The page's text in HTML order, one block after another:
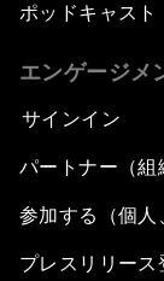
ポッドキャスト
エンゲージメ
サインイン
パートナー（組
参加する（個人
プレスリリース